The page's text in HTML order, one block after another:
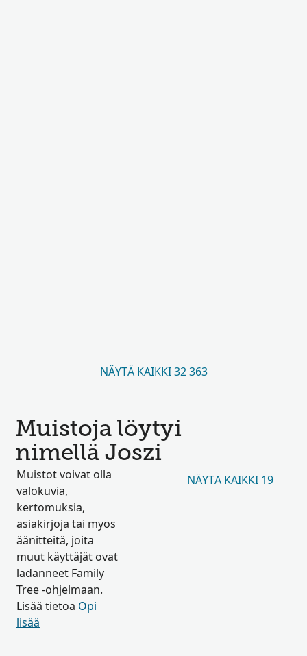
NÄYTÄ KAIKKI 32 363
Muistoja löytyi
nimellä Joszi
Muistot voivat olla
valokuvia,
kertomuksia,
asiakirjoja tai myös
äänitteitä, joita
muut käyttäjät ovat
ladanneet Family
Tree -ohjelmaan.
Lisää tietoa Opi
lisää
NÄYTÄ KAIKKI 19